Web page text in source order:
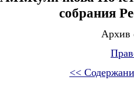
собрания
Архив
<<